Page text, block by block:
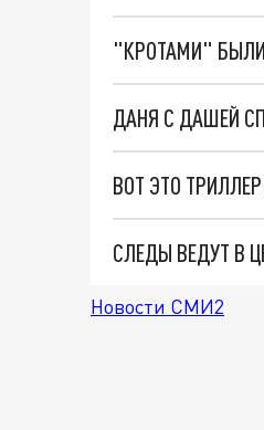
"КРОТАМИ"
ДАНЯ С ДАШЕЙ
ВОТ ЭТО
Новости СМИ2